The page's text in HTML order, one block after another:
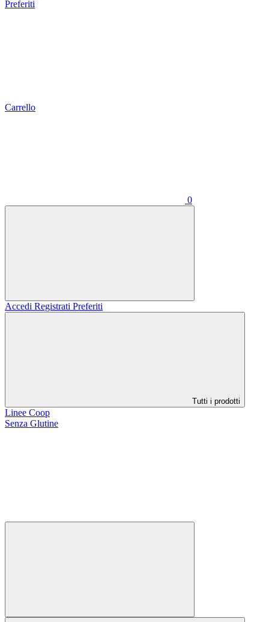
Preferiti
Carrello
0
Accedi Registrati Preferiti
Tutti i prodotti
Linee Coop
Senza Glutine